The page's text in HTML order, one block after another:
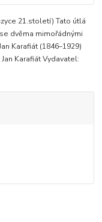
21.století) Tato útlá
dvěma mimořádnými
Karafiát (1846–1929)
Karafiát Vydavatel: